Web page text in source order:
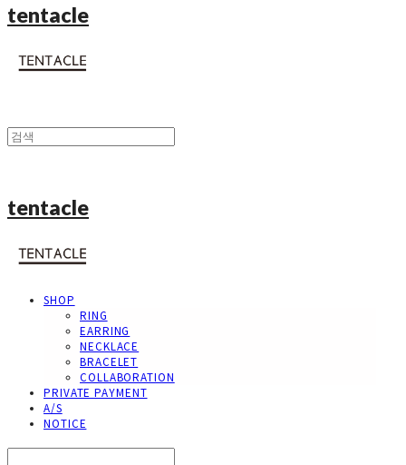
tentacle
tentacle
SHOP
RING
EARRING
NECKLACE
BRACELET
COLLABORATION
PRIVATE PAYMENT
A/S
NOTICE